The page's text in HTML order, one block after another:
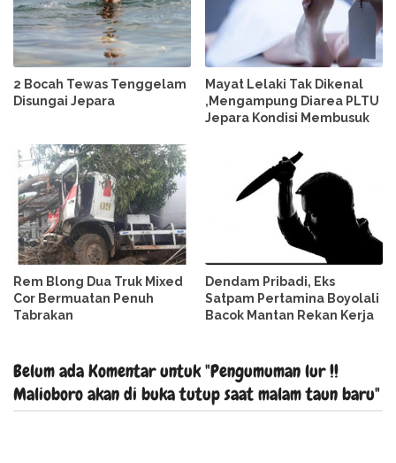
2 Bocah Tewas Tenggelam
Disungai Jepara
Mayat Lelaki Tak Dikenal
,Mengampung Diarea PLTU
Jepara Kondisi Membusuk
Rem Blong Dua Truk Mixed
Cor Bermuatan Penuh
Tabrakan
Dendam Pribadi, Eks
Satpam Pertamina Boyolali
Bacok Mantan Rekan Kerja
Belum ada Komentar untuk "Pengumuman lur !!
Malioboro akan di buka tutup saat malam taun baru"